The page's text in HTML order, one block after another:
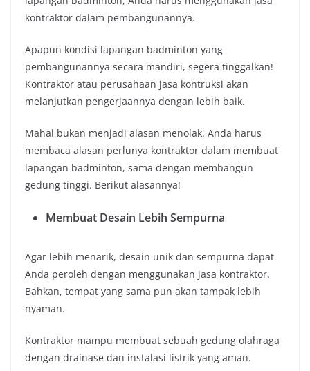
kontraktor dalam pembangunannya.
Apapun kondisi lapangan badminton yang
pembangunannya secara mandiri, segera tinggalkan!
Kontraktor atau perusahaan jasa kontruksi akan
melanjutkan pengerjaannya dengan lebih baik.
Mahal bukan menjadi alasan menolak. Anda harus
membaca alasan perlunya kontraktor dalam membuat
lapangan badminton, sama dengan membangun
gedung tinggi. Berikut alasannya!
Membuat Desain Lebih Sempurna
Agar lebih menarik, desain unik dan sempurna dapat
Anda peroleh dengan menggunakan jasa kontraktor.
Bahkan, tempat yang sama pun akan tampak lebih
nyaman.
Kontraktor mampu membuat sebuah gedung olahraga
dengan drainase dan instalasi listrik yang aman.